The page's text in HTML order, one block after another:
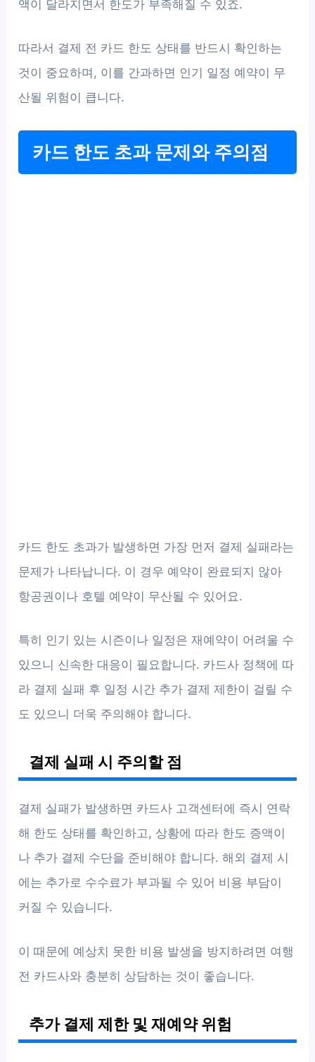
액이 달라지면서 한도가 부족해질 수 있죠.
따라서 결제 전 카드 한도 상태를 반드시 확인하는
것이 중요하며, 이를 간과하면 인기 일정 예약이 무
산될 위험이 큽니다.
카드 한도 초과 문제와 주의점
카드 한도 초과가 발생하면 가장 먼저 결제 실패라는
문제가 나타납니다. 이 경우 예약이 완료되지 않아
항공권이나 호텔 예약이 무산될 수 있어요.
특히 인기 있는 시즌이나 일정은 재예약이 어려울 수
있으니 신속한 대응이 필요합니다. 카드사 정책에 따
라 결제 실패 후 일정 시간 추가 결제 제한이 걸릴 수
도 있으니 더욱 주의해야 합니다.
결제 실패 시 주의할 점
결제 실패가 발생하면 카드사 고객센터에 즉시 연락
해 한도 상태를 확인하고, 상황에 따라 한도 증액이
나 추가 결제 수단을 준비해야 합니다. 해외 결제 시
에는 추가로 수수료가 부과될 수 있어 비용 부담이
커질 수 있습니다.
이 때문에 예상치 못한 비용 발생을 방지하려면 여행
전 카드사와 충분히 상담하는 것이 좋습니다.
추가 결제 제한 및 재예약 위험